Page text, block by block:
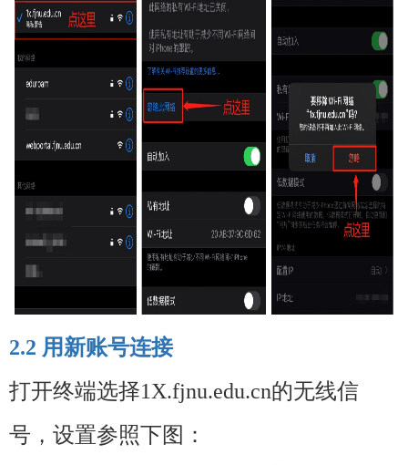
2.2 用新账号连接
打开终端选择1X.fjnu.edu.cn的无线信
号，设置参照下图：